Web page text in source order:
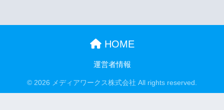
HOME
運営者情報
© 2026 メディアワークス株式会社 All rights reserved.